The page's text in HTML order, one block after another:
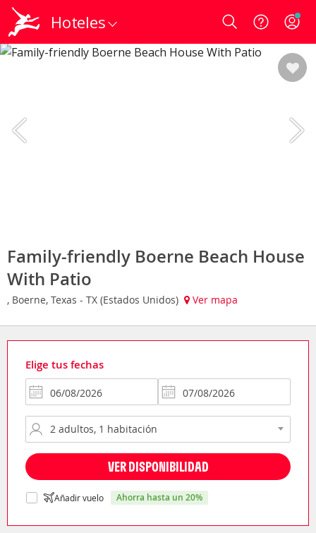
Hoteles Login
Family-friendly Boerne Beach House
With Patio
, Boerne, Texas - TX (Estados Unidos) Ver mapa
Elige tus fechas
VER DISPONIBILIDAD
Añadir vuelo ahorra hasta un 20%